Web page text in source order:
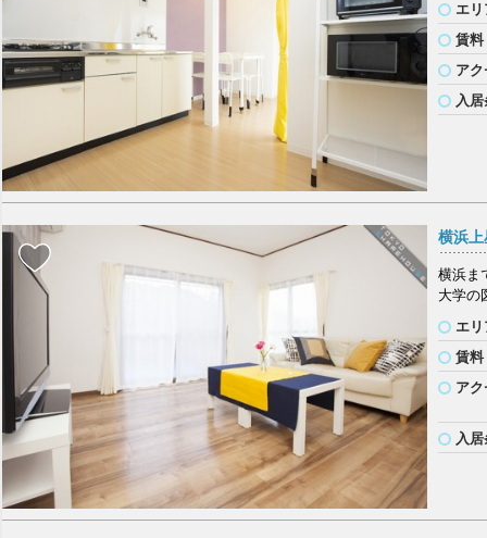
エリ
賃料
アク
入
横浜上
横浜ま
大学の
エリ
賃料
アク
入